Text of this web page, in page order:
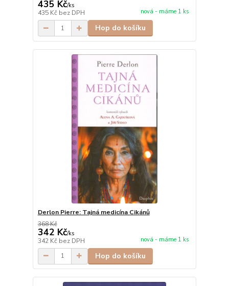
435 Kč/ks
435 Kč bez DPH nová - máme 1 ks
Hop do košíku
Derlon Pierre: Tajná medicína Cikánů
368 Kč
342 Kč/ks
342 Kč bez DPH nová - máme 1 ks
Hop do košíku